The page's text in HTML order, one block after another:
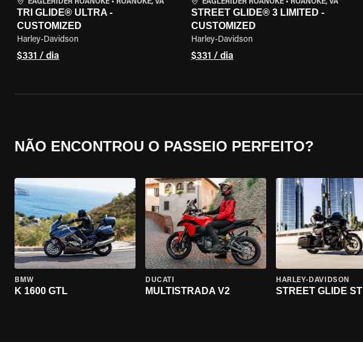
EAGLERIDER ROANOKE • ROANOKE, VA
TRI GLIDE® ULTRA -
CUSTOMIZED
Harley-Davidson
$331 / dia
EAGLERIDER ROANOKE• ROANOKE, VA
STREET GLIDE® 3 LIMITED -
CUSTOMIZED
Harley-Davidson
$331 / dia
NÃO ENCONTROU O PASSEIO PERFEITO?
BMW
K 1600 GTL
DUCATI
MULTISTRADA V2
HARLEY-DAVIDSON
STREET GLIDE ST